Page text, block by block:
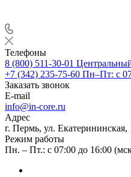
Телефоны
8 (800) 511-30-01
+7 (342) 235-75-60 Пн–Пт: с
Заказать звонок
E-mail
info@in-core.ru
Адрес
г. Пермь, ул. ​Екатерининская,
Режим работы
Пн. – Пт.: с 07:00 до 16:00